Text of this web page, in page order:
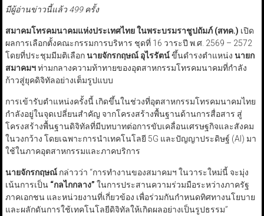
มีผู้อ่านข่าวนี้แล้ว 499 ครั้ง
สมาคมโทรคมนาคมแห่งประเทศไทย ในพระบรมราชูปถัมภ์ (สทค.) เปิด
ผลการเลือกตั้งคณะกรรมการบริหาร ชุดที่ 16 วาระปี พ.ศ. 2569 – 2572
โดยที่ประชุมมีมติเลือกนายจักรกฤษณ์ อุไรรัตน์ขึ้นดำรงตำแหน่ง นายก
สมาคมฯท่ามกลางความท้าทายของอุตสาหกรรมโทรคมนาคมที่กำลัง
ก้าวสู่ยุคดิจิทัลอย่างเต็มรูปแบบ
การเข้ารับตำแหน่งครั้งนี้ เกิดขึ้นในช่วงที่อุตสาหกรรมโทรคมนาคมไทย
กำลังอยู่ในจุดเปลี่ยนสำคัญ จากโครงสร้างพื้นฐานด้านการสื่อสาร สู่
โครงสร้างพื้นฐานดิจิทัลที่มีบทบาทต่อการขับเคลื่อนเศรษฐกิจและสังคม
ในวงกว้าง โดยเฉพาะการนำเทคโนโลยี 5G และปัญญาประดิษฐ์ (AI) มา
ใช้ในภาคอุตสาหกรรมและภาคบริการ
นายจักรกฤษณ์กล่าวว่า “การทำงานของสมาคมฯ ในวาระใหม่นี้ จะมุ่ง
เน้นการเป็น “กลไกกลาง” ในการประสานความร่วมมือระหว่างภาครัฐ
ภาคเอกชน และหน่วยงานที่เกี่ยวข้อง เพื่อร่วมกันกำหนดทิศทางนโยบาย
และผลักดันการใช้เทคโนโลยีดิจิทัลให้เกิดผลอย่างเป็นรูปธรรม”